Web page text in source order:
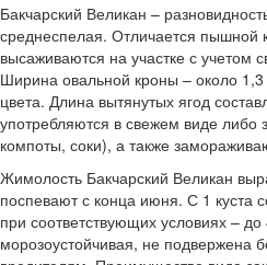
Бакчарский Великан –
среднеспелая. Отличается пышной
высаживаются на участке с учетом
Ширина овальной кроны – около 1,3
цвета. Длина вытянутых ягод
употребляются в свежем виде либо
компоты, соки), а также
Жимолость Бакчарский Великан
поспевают с конца июня. С 1 куста
при соответствующих условиях – до
морозоустойчивая, не подвержена